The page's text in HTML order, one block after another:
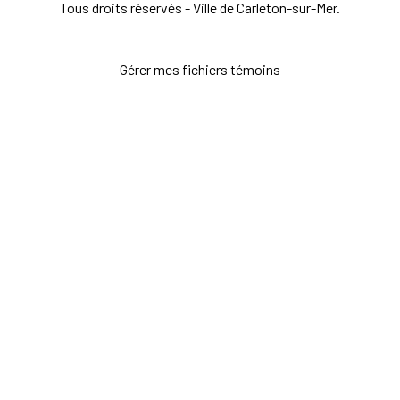
Tous droits réservés - Ville de Carleton-sur-Mer.
Gérer mes fichiers témoins